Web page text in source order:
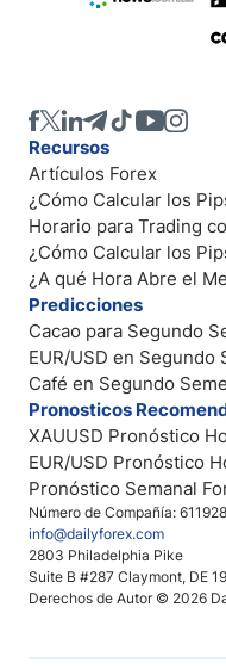
Número de Compañía:
info@dailyforex.com
2803 Philadelphia Pike
Suite B #287 Claymont, DE
Derechos de Autor © 2026
Recursos
Artículos Forex
¿Cómo Calcular los
Horario para Trading
¿Cómo Calcular los
¿A qué Hora Abre el
Predicciones
Cacao para Segundo
EUR/USD en
Café en Segundo
Pronosticos
XAUUSD Pronóstico
EUR/USD Pronóstico
Pronóstico Semanal